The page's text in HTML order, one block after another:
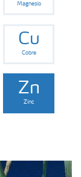
Magnesio
Cu
Cobre
Zn
Zinc